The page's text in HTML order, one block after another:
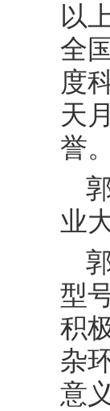
以
全
度
天
誉。
业
型
积
杂
意